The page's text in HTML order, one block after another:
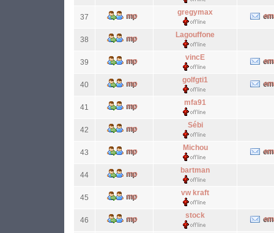
37
gregymax
38
Lagouffone
39
vincE
40
golfgti1
41
mfa91
42
Sébi
43
Michou
44
bartman
45
vw kraft
46
stock